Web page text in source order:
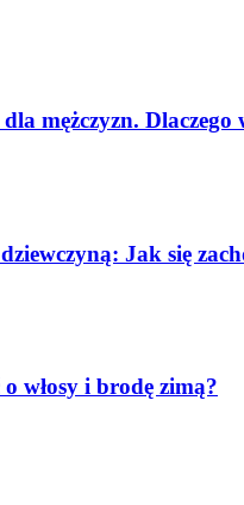
mężczyzn. Dlaczego
Jak się
włosy i brodę zimą?